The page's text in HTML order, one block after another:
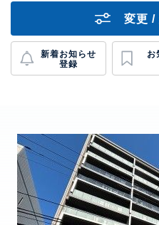
変更 /
新着お知らせ
登録
お